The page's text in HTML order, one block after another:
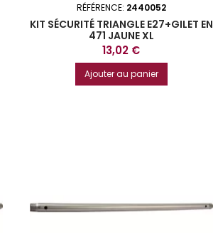
RÉFÉRENCE: 2440052
KIT SÉCURITÉ TRIANGLE E27+GILET EN
471 JAUNE XL
Prix
13,02 €
Ajouter au panier